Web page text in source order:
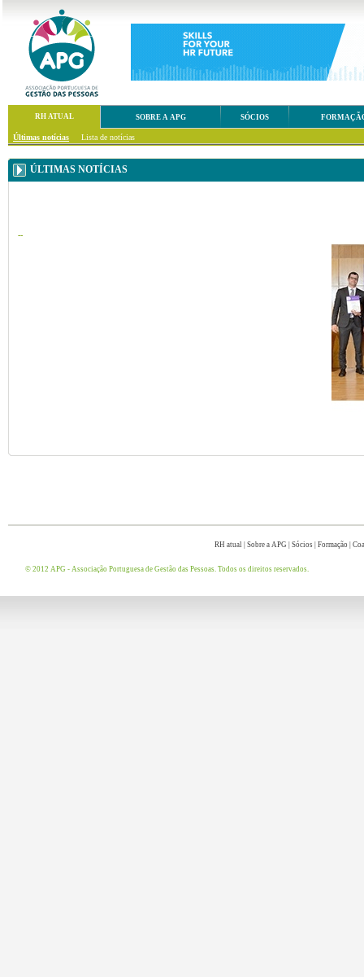
RH ATUAL SOBRE A APG SÓCIOS
Últimas notícias Lista de notícias
ÚLTIMAS NOTÍCIAS
--
RH atual Sobre a APG Sócios Formação
© 2012 APG - Associação Portuguesa de Gestão das Pessoas. Todos os direitos reservados.